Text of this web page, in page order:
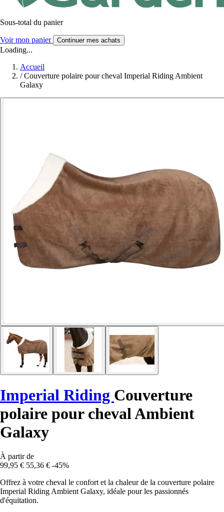
Sous-total du panier
Voir mon panier Continuer mes achats
Loading...
Accueil
/ Couverture polaire pour cheval Imperial Riding Ambient
Galaxy
Imperial Riding Couverture
polaire pour cheval Ambient
Galaxy
À partir de
99,95 € 55,36 € -45%
Offrez à votre cheval le confort et la chaleur de la couverture polaire
Imperial Riding Ambient Galaxy, idéale pour les passionnés
d'équitation.